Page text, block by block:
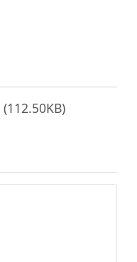
(112.50KB)